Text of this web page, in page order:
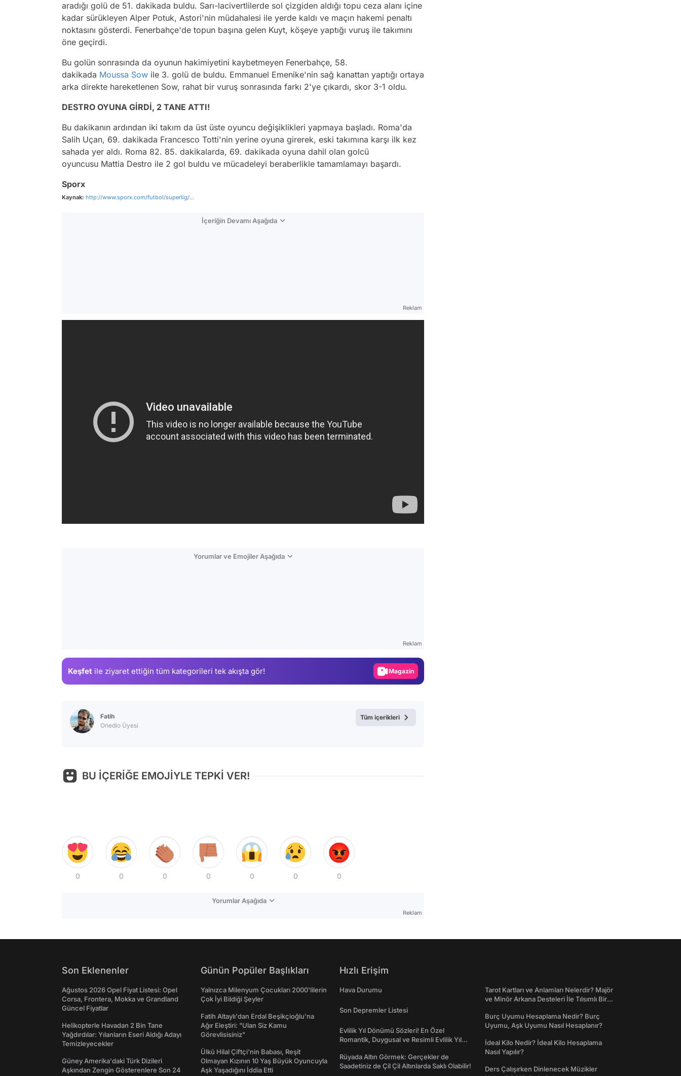
aradığı golü de 51. dakikada buldu. Sarı-lacivertlilerde sol çizgiden aldığı topu ceza alanı içine
kadar sürükleyen Alper Potuk, Astori'nin müdahalesi ile yerde kaldı ve maçın hakemi penaltı
noktasını gösterdi. Fenerbahçe'de topun başına gelen Kuyt, köşeye yaptığı vuruş ile takımını
öne geçirdi.
Bu golün sonrasında da oyunun hakimiyetini kaybetmeyen Fenerbahçe, 58.
dakikada Moussa Sow ile 3. golü de buldu. Emmanuel Emenike'nin sağ kanattan yaptığı ortaya
arka direkte hareketlenen Sow, rahat bir vuruş sonrasında farkı 2'ye çıkardı, skor 3-1 oldu.
DESTRO OYUNA GİRDİ, 2 TANE ATTI!
Bu dakikanın ardından iki takım da üst üste oyuncu değişiklikleri yapmaya başladı. Roma'da
Salih Uçan, 69. dakikada Francesco Totti'nin yerine oyuna girerek, eski takımına karşı ilk kez
sahada yer aldı. Roma 82. 85. dakikalarda, 69. dakikada oyuna dahil olan golcü
oyuncusu Mattia Destro ile 2 gol buldu ve mücadeleyi beraberlikle tamamlamayı başardı.
Sporx
Kaynak: http://www.sporx.com/futbol/superlig/...
İçeriğin Devamı Aşağıda
Reklam
Yorumlar ve Emojiler Aşağıda
Reklam
Keşfet ile ziyaret ettiğin tüm kategorileri tek akışta gör! Video
Fatih
Onedio Üyesi
Tüm içerikleri
BU İÇERİĞE EMOJİYLE TEPKİ VER!
0 0 0 0 0 0 0
Yorumlar Aşağıda
Reklam
Son Eklenenler
Ağustos 2026 Opel Fiyat Listesi: Opel
Corsa, Frontera, Mokka ve Grandland
Güncel Fiyatlar
Helikopterle Havadan 2 Bin Tane
Yağdırdılar: Yılanların Eseri Aldığı Adayı
Temizleyecekler
Güney Amerika'daki Türk Dizileri
Aşkından Zengin Gösterenlere Son 24
Günün Popüler Başlıkları
Yalnızca Milenyum Çocukları 2000'lilerin
Çok İyi Bildiği Şeyler
Fatih Altaylı'dan Erdal Beşikçioğlu'na
Ağır Eleştiri: "Ulan Siz Kamu
Görevlisisiniz"
Ülkü Hilal Çiftçi'nin Babası, Reşit
Olmayan Kızının 10 Yaş Büyük Oyuncuyla
Aşk Yaşadığını İddia Etti
Hızlı Erişim
Hava Durumu
Son Depremler Listesi
Evlilik Yıl Dönümü Sözleri! En Özel
Romantik, Duygusal ve Resimli Evlilik Yıl
Rüyada Altın Görmek: Gerçekler de
Saadetiniz de Çil Çil Altınlarda Saklı Olabilir!
Tarot Kartları ve Anlamları Nelerdir? Majör
ve Minör Arkana Desteleri İle Tılsımlı Bir
Burç Uyumu Hesaplama Nedir? Burç
Uyumu, Aşk Uyumu Nasıl Hesaplanır?
İdeal Kilo Nedir? İdeal Kilo Hesaplama
Nasıl Yapılır?
Ders Çalışırken Dinlenecek Müzikler